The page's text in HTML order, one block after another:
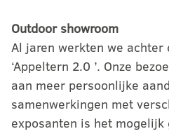
Outdoor showroom
Al jaren werkten we achter
‘Appeltern 2.0 ’. Onze
aan meer persoonlijke
samenwerkingen met
exposanten is het mogelijk